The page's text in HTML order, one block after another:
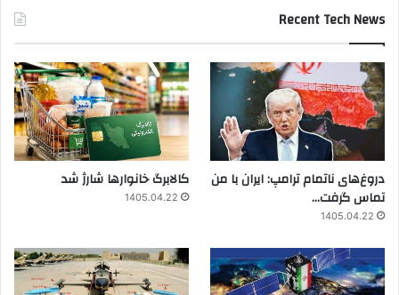
Recent Tech News
دروغ‌های ناتمام ترامپ: ایران با من
تماس گرفت…
1405.04.22
کالابرگ خانوارها شارژ شد
1405.04.22